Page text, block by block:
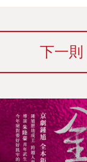
下一則